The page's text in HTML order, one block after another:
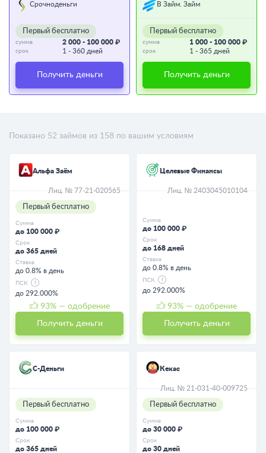
Срочноденьги
Первый бесплатно
сумма 2 000 - 100 000 ₽
срок 1 - 360 дней
Получить деньги
В Займ. Займ
Первый бесплатно
сумма 1 000 - 100 000 ₽
срок 1 - 365 дней
Получить деньги
Показано 52 займов из 158 по вашим условиям
Альфа Заём
Лиц. № 77-21-020565
Первый бесплатно
Сумма
до 100 000 ₽
Срок
до 365 дней
Ставка
до 0.8% в день
ПСК
до 292.000%
93% — одобрение
Получить деньги
Целевые Финансы
Лиц. № 2403045010104
Сумма
до 100 000 ₽
Срок
до 168 дней
Ставка
до 0.8% в день
ПСК
до 292.000%
93% — одобрение
Получить деньги
С-Деньги
Первый бесплатно
Сумма
до 100 000 ₽
Срок
до 365 дней
Кекас
Лиц. № 21-031-40-009725
Первый бесплатно
Сумма
до 30 000 ₽
Срок
до 30 дней